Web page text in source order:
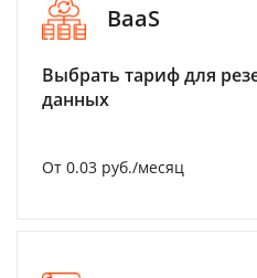
BaaS
Выбрать тариф для
данных
От 0.03 руб./месяц